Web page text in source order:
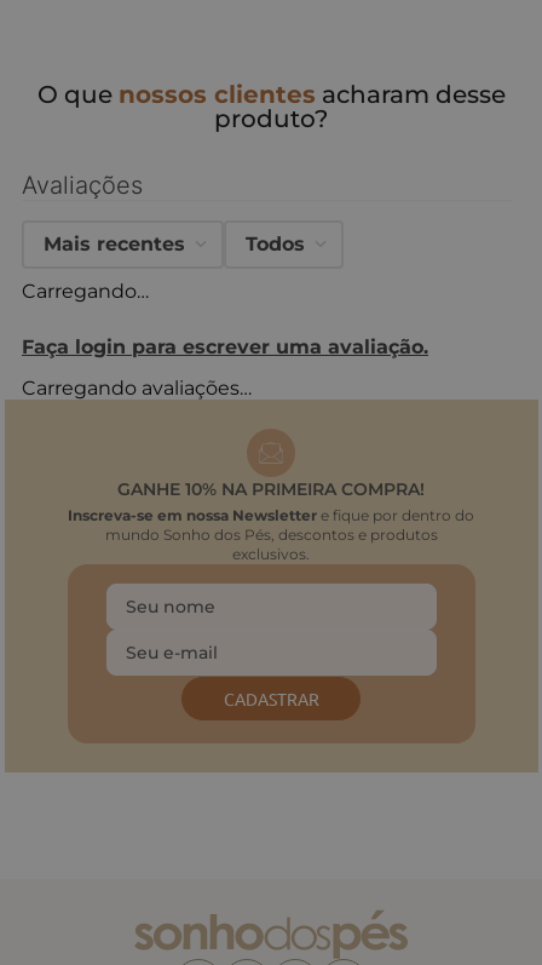
O que nossos clientes acharam desse
produto?
Avaliações
Carregando…
Faça login para escrever uma avaliação.
Mais recentes Todos
Carregando avaliações…
GANHE 10% NA PRIMEIRA COMPRA!
Inscreva-se em nossa Newsletter e fique por dentro do
mundo Sonho dos Pés, descontos e produtos
exclusivos.
CADASTRAR